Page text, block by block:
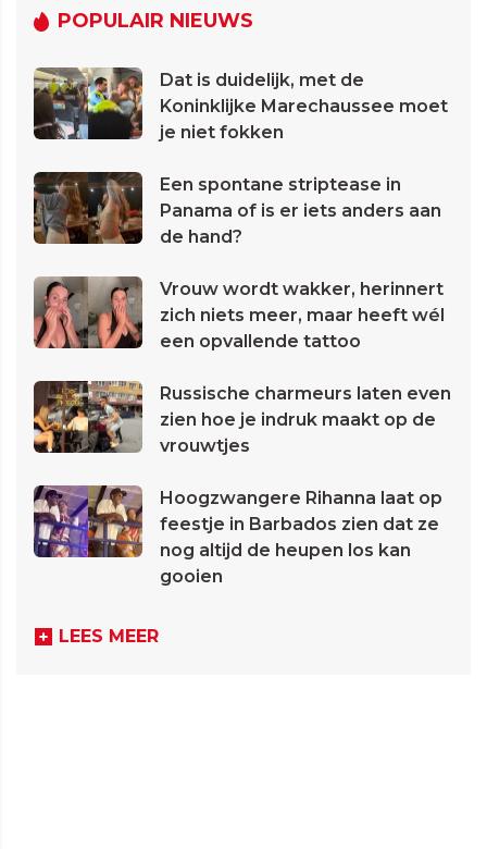
POPULAIR NIEUWS
Dat is duidelijk, met de
Koninklijke Marechaussee moet
je niet fokken
Een spontane striptease in
Panama of is er iets anders aan
de hand?
Vrouw wordt wakker, herinnert
zich niets meer, maar heeft wél
een opvallende tattoo
Russische charmeurs laten even
zien hoe je indruk maakt op de
vrouwtjes
Hoogzwangere Rihanna laat op
feestje in Barbados zien dat ze
nog altijd de heupen los kan
gooien
LEES MEER